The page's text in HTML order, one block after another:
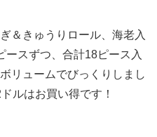
＆きゅうりロール、海老入
ースずつ、合計18ピース入
リュームでびっくりしまし
ルはお買い得です！